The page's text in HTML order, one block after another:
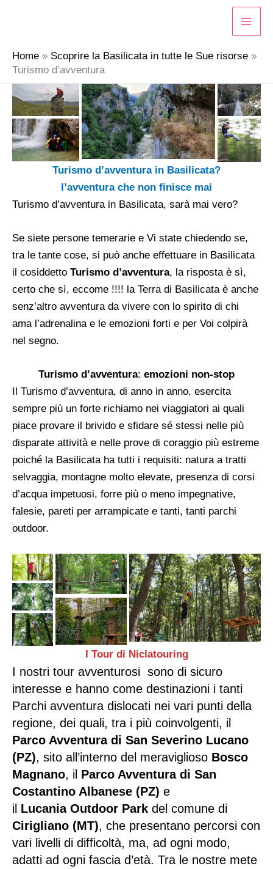
Home
Scoprire la Basilicata in tutte le Sue risorse
Turismo d’avventura
Turismo d’avventura in Basilicata?
l’avventura che non finisce mai
Turismo d’avventura in Basilicata, sarà mai vero?
Se siete persone temerarie e Vi state chiedendo se,
tra le tante cose, si può anche effettuare in Basilicata
il cosiddetto Turismo d’avventura, la risposta è sì,
certo che sì, eccome !!!! la Terra di Basilicata è anche
senz’altro avventura da vivere con lo spirito di chi
ama l’adrenalina e le emozioni forti e per Voi colpirà
nel segno.
Turismo d’avventura: emozioni non-stop
Il Turismo d’avventura, di anno in anno, esercita
sempre più un forte richiamo nei viaggiatori ai quali
piace provare il brivido e sfidare sé stessi nelle più
disparate attività e nelle prove di coraggio più estreme
poiché la Basilicata ha tutti i requisiti: natura a tratti
selvaggia, montagne molto elevate, presenza di corsi
d’acqua impetuosi, forre più o meno impegnative,
falesie, pareti per arrampicate e tanti, tanti parchi
outdoor.
I Tour di Niclatouring
I nostri tour avventurosi sono di sicuro
interesse e hanno come destinazioni i tanti
Parchi avventura dislocati nei vari punti della
regione, dei quali, tra i più coinvolgenti, il
Parco Avventura di San Severino Lucano
(PZ), sito all’interno del meraviglioso Bosco
Magnano, il Parco Avventura di San
Costantino Albanese (PZ) e
il Lucania Outdoor Park del comune di
Cirigliano (MT), che presentano percorsi con
vari livelli di difficoltà, ma, ad ogni modo,
adatti ad ogni fascia d’età. Tra le nostre mete